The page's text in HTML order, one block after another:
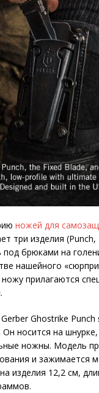
ножей для
три изделия (Punch,
брюками на
нашейного
прилагаются
Ghostrike Punch
носится на
ножны. Модель
и зажимается
изделия 12,2 см,